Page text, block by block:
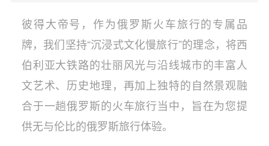
彼得大帝号，作为俄罗斯火车旅行的专属品
牌，我们坚持“沉浸式文化慢旅行”的理念，将西
伯利亚大铁路的壮丽风光与沿线城市的丰富人
文艺术、历史地理，再加上独特的自然景观融
合于一趟俄罗斯的火车旅行当中，旨在为您提
供无与伦比的俄罗斯旅行体验。